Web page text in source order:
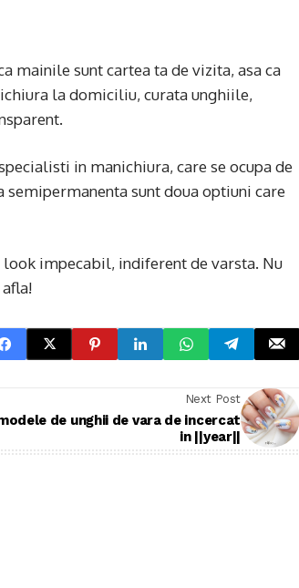
mainile sunt cartea ta de vizita, asa ca
la domiciliu, curata unghiile,
in manichiura, care se ocupa de
sunt doua optiuni care
look impecabil, indiferent de varsta. Nu
Next Post
de unghii de vara de incercat
in ||year||